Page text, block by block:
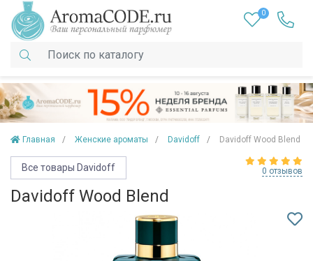
0
Главная Женские ароматы Davidoff Davidoff Wood Blend
Все товары Davidoff 0 отзывов
Davidoff Wood Blend